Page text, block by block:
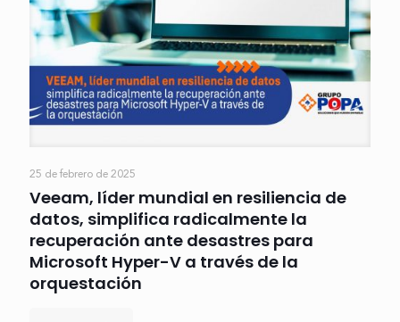
25 de febrero de 2025
Veeam, líder mundial en resiliencia de
datos, simplifica radicalmente la
recuperación ante desastres para
Microsoft Hyper-V a través de la
orquestación